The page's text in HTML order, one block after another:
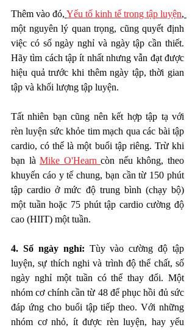
Thêm vào đó, Yếu tố kinh tế trong tập luyện
một nguyên lý quan trọng, cũng quyết định
việc có số ngày nghỉ và ngày tập cần thiết.
Hãy tìm cách tập ít nhất nhưng vẫn đạt được
hiệu quả trước khi thêm ngày tập, thời gian
tập và khối lượng tập luyện.
Tất nhiên bạn cũng nên kết hợp tập tạ với
rèn luyện sức khỏe tim mạch qua các bài tập
cardio, có thể là một buổi tập riêng. Trừ khi
bạn là Mike O'Hearn còn nếu không, theo
khuyến cáo y tế chung, bạn cần từ 150 phút
tập cardio ở mức độ trung bình (chạy bộ)
một tuần hoặc 75 phút tập cardio cường độ
cao (HIIT) một tuần.
4. Số ngày nghỉ: Tùy vào cường độ tập
luyện, sự thích nghi và trình độ thể chất, số
ngày nghỉ một tuần có thể thay đổi. Một
nhóm cơ chính cần từ 48 để phục hồi đủ sức
đáp ứng cho buổi tập tiếp theo. Với những
nhóm cơ nhỏ, ít được rèn luyện, hay yếu